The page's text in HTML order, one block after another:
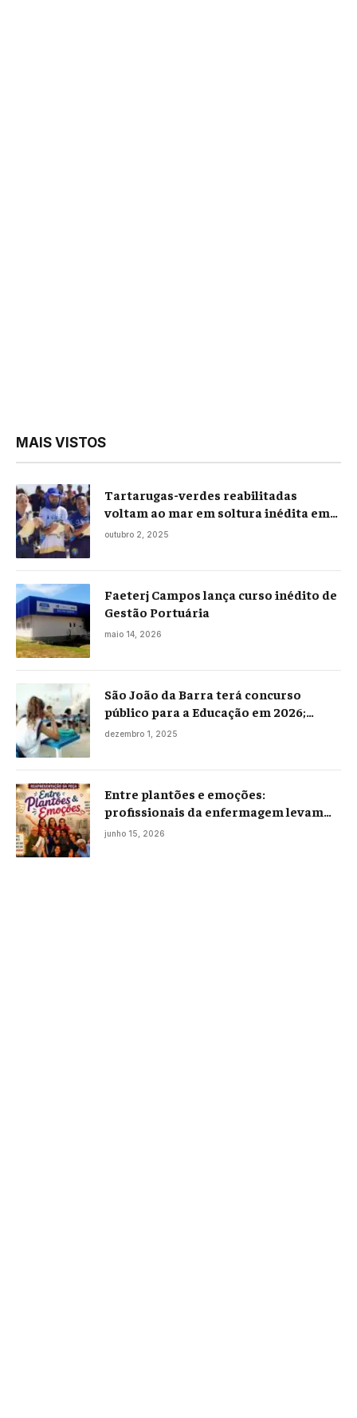
MAIS VISTOS
Tartarugas-verdes reabilitadas
voltam ao mar em soltura inédita em
Praia Seca
outubro 2, 2025
Faeterj Campos lança curso inédito de
Gestão Portuária
maio 14, 2026
São João da Barra terá concurso
público para a Educação em 2026;
projeto já está na Câmara
dezembro 1, 2025
Entre plantões e emoções:
profissionais da enfermagem levam
histórias reais ao palco em Campos
junho 15, 2026